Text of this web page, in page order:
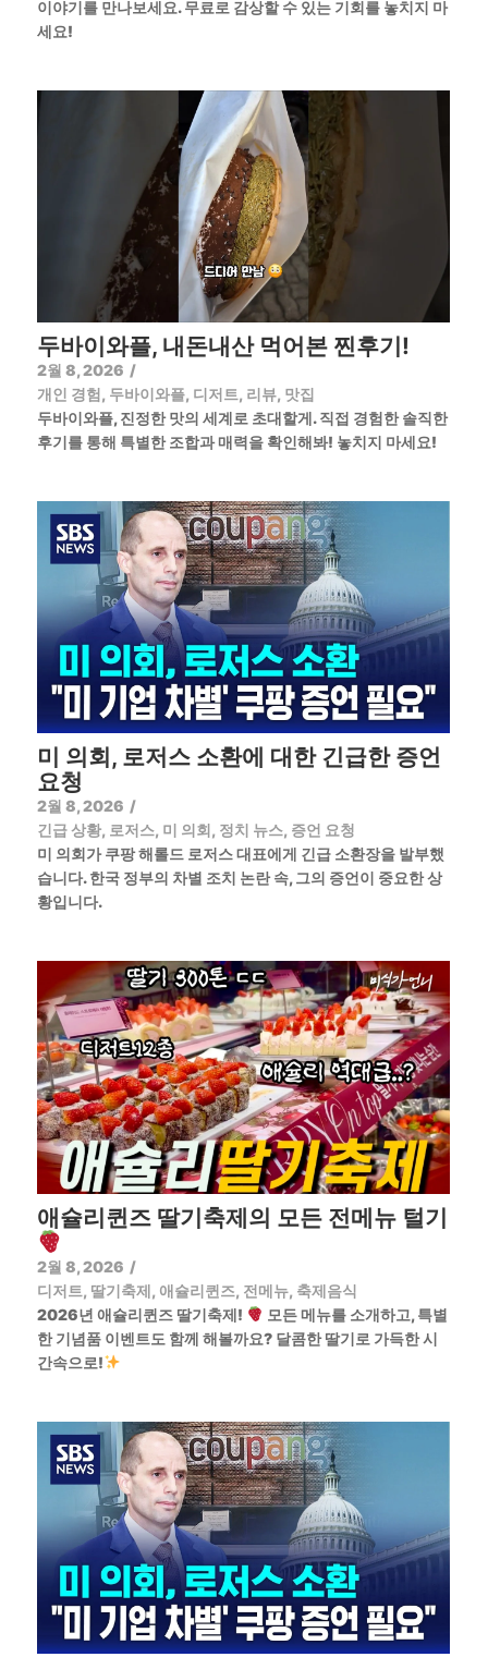
이야기를 만나보세요. 무료로 감상할 수 있는 기회를 놓치지 마
세요!
두바이와플, 내돈내산 먹어본 찐후기!
2월 8, 2026 /
개인 경험, 두바이와플, 디저트, 리뷰, 맛집
두바이와플, 진정한 맛의 세계로 초대할게. 직접 경험한 솔직한
후기를 통해 특별한 조합과 매력을 확인해봐! 놓치지 마세요!
미 의회, 로저스 소환에 대한 긴급한 증언
요청
2월 8, 2026 /
긴급 상황, 로저스, 미 의회, 정치 뉴스, 증언 요청
미 의회가 쿠팡 해롤드 로저스 대표에게 긴급 소환장을 발부했
습니다. 한국 정부의 차별 조치 논란 속, 그의 증언이 중요한 상
황입니다.
애슐리퀸즈 딸기축제의 모든 전메뉴 털기
2월 8, 2026 /
디저트, 딸기축제, 애슐리퀸즈, 전메뉴, 축제음식
2026년 애슐리퀸즈 딸기축제!
모든 메뉴를 소개하고, 특별
한 기념품 이벤트도 함께 해볼까요? 달콤한 딸기로 가득한 시
간속으로!